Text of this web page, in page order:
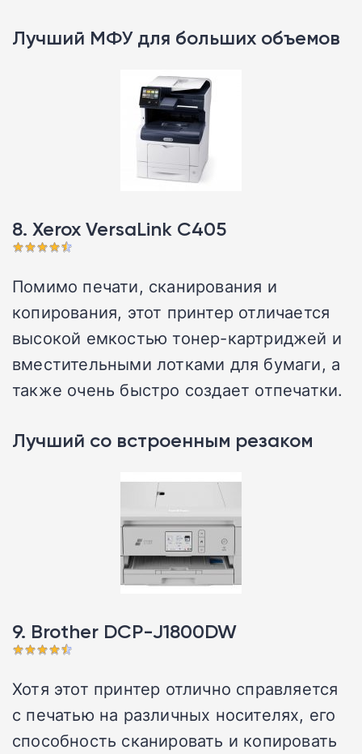
Лучший МФУ для больших объемов
8. Xerox VersaLink C405
Помимо печати, сканирования и
копирования, этот принтер отличается
высокой емкостью тонер-картриджей и
вместительными лотками для бумаги, а
также очень быстро создает отпечатки.
Лучший со встроенным резаком
9. Brother DCP-J1800DW
Хотя этот принтер отлично справляется
с печатью на различных носителях, его
способность сканировать и копировать